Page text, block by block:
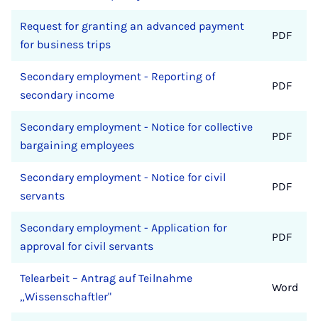
Request for granting an advanced payment
for business trips
PDF
Secondary employment - Reporting of
secondary income
PDF
Secondary employment - Notice for collective
bargaining employees
PDF
Secondary employment - Notice for civil
servants
PDF
Secondary employment - Application for
approval for civil servants
PDF
Telearbeit – Antrag auf Teilnahme
„Wissenschaftler"
Word